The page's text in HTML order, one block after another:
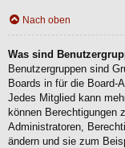
Nach oben
Was sind
Benutzergruppen sind
Boards in für die Board-
Jedes Mitglied kann
können Berechtigungen
Administratoren,
ändern und sie zum